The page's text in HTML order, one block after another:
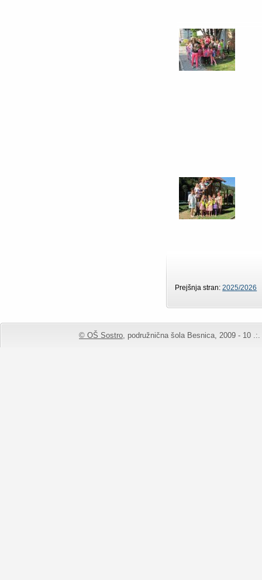
Prejšnja stran:2025/2026
© OŠ Sostro, podružnična šola Besnica, 2009 - 10